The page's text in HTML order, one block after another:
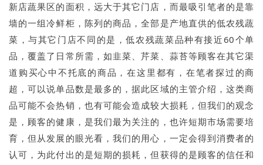
新店蔬果区的面积，远大于其它门店，而最吸引笔者的是靠
墙的一组冷鲜柜，陈列的商品，全部是产地直供的低农残蔬
菜，与其它门店不同的是，低农残蔬菜品种有接近60个单
品，覆盖了日常所需，如韭菜、芹菜、蒜苔等顾客在其它渠
道购买心中不托底的商品，在这里都有，在笔者探过的商
超，可以说单品数是最多的，据此区域的主管介绍，这类商
品可能不会热销，也有可能会造成较大损耗，但我们的观念
是，顾客的健康，是我们最为关注的，也许短期市场需要培
育，但从发展的眼光看，我们的用心，一定会得到消费者的
认可，为此付出的是短期的损耗，但获得的是顾客的信任和